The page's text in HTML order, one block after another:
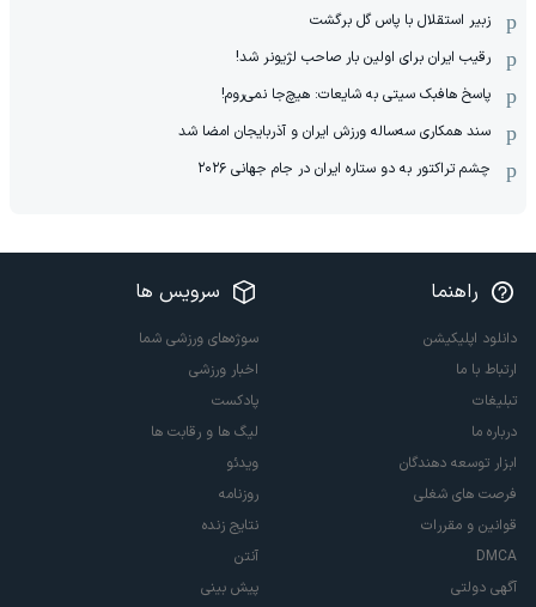
زبیر استقلال با پاس گل برگشت
رقیب ایران برای اولین بار صاحب لژیونر شد!
پاسخ هافبک سیتی به شایعات: هیچ‌جا نمی‌روم!
سند همکاری سه‌ساله‌ ‌ورزش ایران و آذربایجان امضا شد
چشم تراکتور به دو ستاره ایران در جام جهانی ۲۰۲۶
راهنما
دانلود اپلیکیشن
ارتباط با ما
تبلیغات
درباره ما
ابزار توسعه دهندگان
فرصت های شغلی
قوانین و مقررات
DMCA
آگهی دولتی
سرویس ها
سوژه‌های ورزشی شما
اخبار ورزشی
پادکست
لیگ ها و رقابت ها
ویدئو
روزنامه
نتایج زنده
آنتن
پیش بینی